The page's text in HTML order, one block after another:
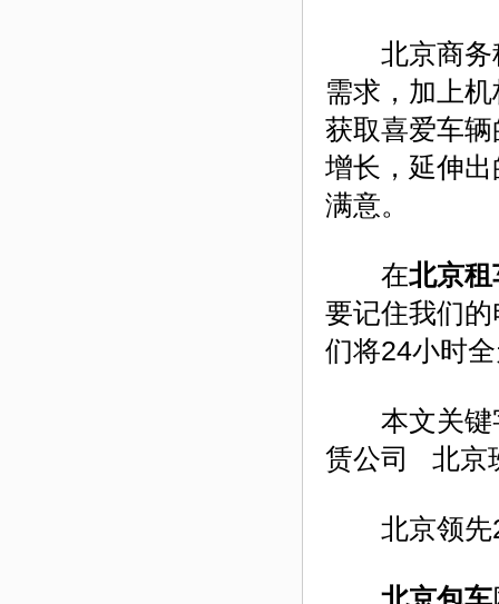
北京商务租
需求，加上
获取喜爱车
增长，延伸
满意。
在北京租
要记住我们
们将24小时
本文关键
赁公司 北京
北京领先